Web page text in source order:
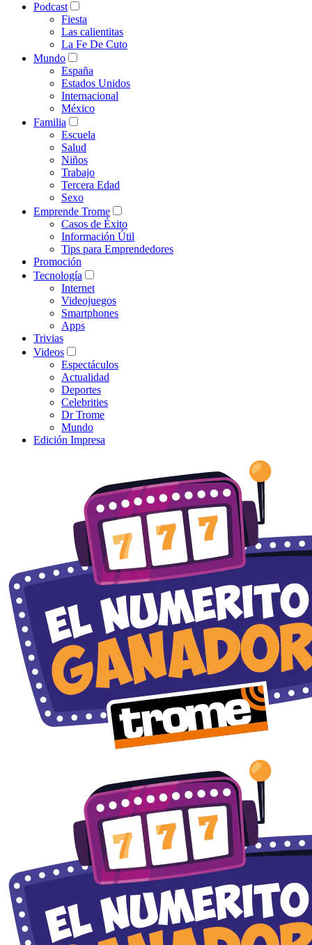
Podcast
Fiesta
Las calientitas
La Fe De Cuto
Mundo
España
Estados Unidos
Internacional
México
Familia
Escuela
Salud
Niños
Trabajo
Tercera Edad
Sexo
Emprende Trome
Casos de Éxito
Información Útil
Tips para Emprendedores
Promoción
Tecnología
Internet
Videojuegos
Smartphones
Apps
Trivias
Videos
Espectáculos
Actualidad
Deportes
Celebrities
Dr Trome
Mundo
Edición Impresa